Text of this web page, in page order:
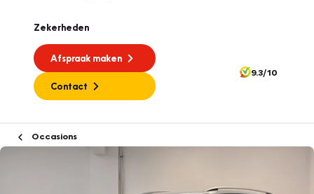
Zekerheden
Afspraak maken
Contact
9.3/10
Occasions